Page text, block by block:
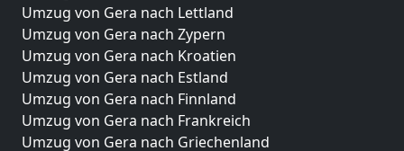
Umzug von Gera nach Lettland
Umzug von Gera nach Zypern
Umzug von Gera nach Kroatien
Umzug von Gera nach Estland
Umzug von Gera nach Finnland
Umzug von Gera nach Frankreich
Umzug von Gera nach Griechenland